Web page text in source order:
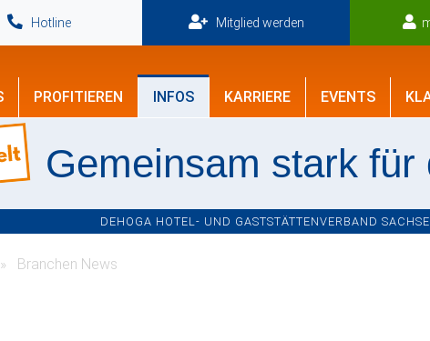
Hotline Mitglied werden
PROFITIEREN INFOS KARRIERE EVENTS
Gemeinsam stark
DEHOGA HOTEL- UND GASTSTÄTTENVERBAND
Branchen News